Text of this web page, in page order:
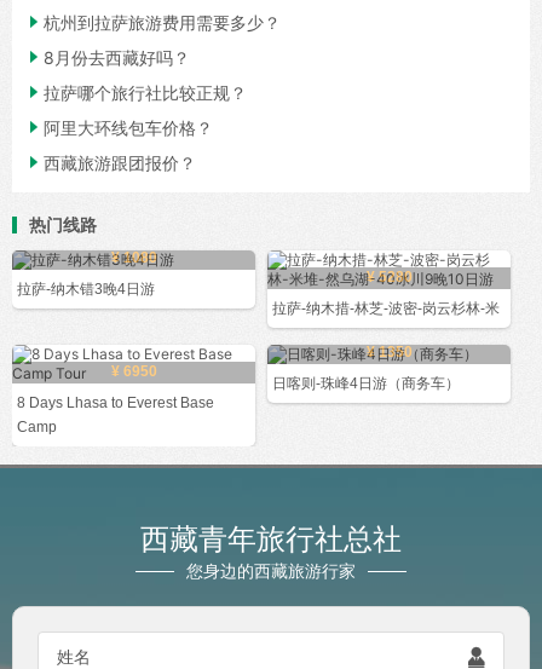
 杭州到拉萨旅游费用需要多少？
 8月份去西藏好吗？
 拉萨哪个旅行社比较正规？
 阿里大环线包车价格？
 西藏旅游跟团报价？
热门线路
¥ 1080
拉萨-纳木错3晚4日游
¥ 5280
拉萨-纳木措-林芝-波密-岗云杉林-米
¥ 6950
8 Days Lhasa to Everest Base
Camp
¥ 1350
日喀则-珠峰4日游（商务车）
西藏青年旅行社总社
您身边的西藏旅游行家
姓名 